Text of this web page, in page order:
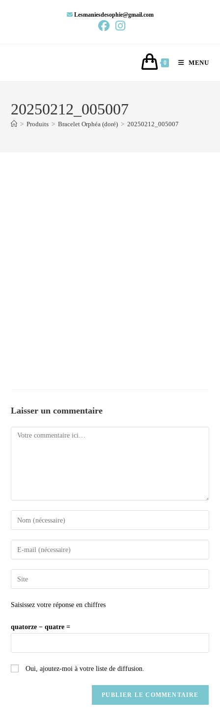
Lesmaniesdesophie@gmail.com
0 MENU
20250212_005007
> Produits > Bracelet Orphéa (doré) > 20250212_005007
Laisser un commentaire
Saisissez votre réponse en chiffres
quatorze − quatre =
Oui, ajoutez-moi à votre liste de diffusion.